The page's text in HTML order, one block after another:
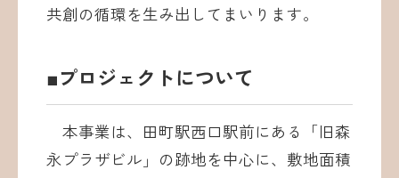
共創の循環を生み出してまいります。
■プロジェクトについて
本事業は、田町駅西口駅前にある「旧森
永プラザビル」の跡地を中心に、敷地面積